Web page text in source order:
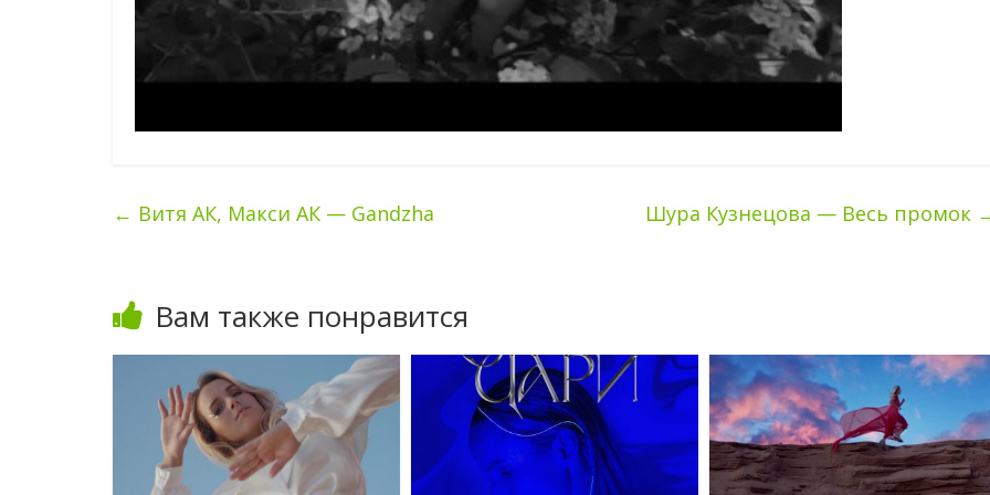
← Витя АК, Макси АК — Gandzha Шура Кузнецова — Весь промок
Вам также понравится